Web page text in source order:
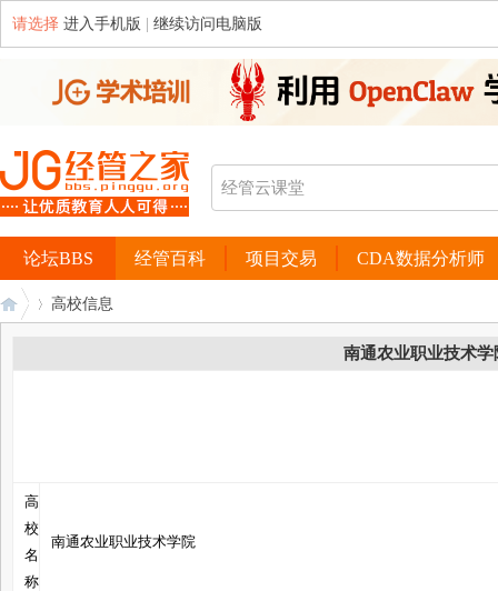
请选择 进入手机版 继续访问电脑版
经管百科 项目交易 CDA数据分析师
论坛BBS
高校信息
南通农业职业技术学
高
校
名
称
南通农业职业技术学院